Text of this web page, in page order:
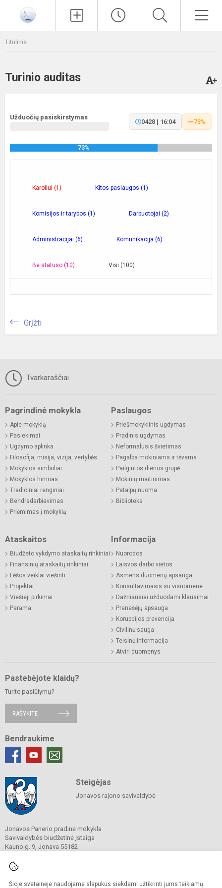
Šioje svetainėje naudojame slapukus siekdami užtikrinti jums teikiamų
Titulinis
Turinio auditas
Užduočių pasiskirstymas
0428 | 16:04 73%
73%
Karoliui (1) Kitos paslaugos (1)
Komisijos ir tarybos (1) Darbuotojai (2)
Administracijai (6) Komunikacija (6)
Be statuso (10) Visi (100)
Grįžti
Tvarkaraščiai
Pagrindinė mokykla
Apie mokyklą
Pasiekimai
Ugdymo aplinka
Filosofija, misija, vizija, vertybės
Mokyklos simboliai
Mokyklos himnas
Tradiciniai renginiai
Bendradarbiavimas
Priėmimas į mokyklą
Paslaugos
Priešmokyklinis ugdymas
Pradinis ugdymas
Neformalusis švietimas
Pagalba mokiniams ir tėvams
Pailgintos dienos grupė
Mokinių maitinimas
Patalpų nuoma
Biblioteka
Ataskaitos
Biudžeto vykdymo ataskaitų rinkiniai
Finansinių ataskaitų rinkiniai
Lėšos veiklai viešinti
Projektai
Viešieji pirkimai
Parama
Informacija
Nuorodos
Laisvos darbo vietos
Asmens duomenų apsauga
Konsultavimasis su visuomene
Dažniausiai užduodami klausimai
Pranešėjų apsauga
Korupcijos prevencija
Civilinė sauga
Teisinė informacija
Atviri duomenys
Pastebėjote klaidų?
Turite pasiūlymų?
RAŠYKITE
Bendraukime
Steigėjas
Jonavos rajono savivaldybė
Jonavos Panerio pradinė mokykla
Savivaldybės biudžetinė įstaiga
Kauno g. 9, Jonava 55182
Tel.(+370 661) 68 934
El. p.
Duomenys kaupiami ir saugomi